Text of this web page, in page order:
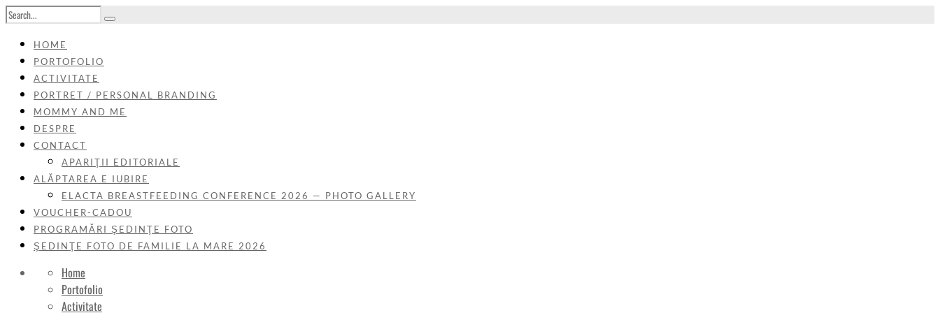
HOME
PORTOFOLIO
ACTIVITATE
PORTRET / PERSONAL BRANDING
MOMMY AND ME
DESPRE
CONTACT
APARIŢII EDITORIALE
ALĂPTAREA E IUBIRE
ELACTA BREASTFEEDING CONFERENCE 2026 — PHOTO GALLERY
VOUCHER-CADOU
PROGRAMĂRI ŞEDINŢE FOTO
ŞEDINŢE FOTO DE FAMILIE LA MARE 2026
Home
Portofolio
Activitate